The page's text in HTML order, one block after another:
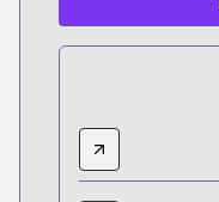
https://yenpress.com/